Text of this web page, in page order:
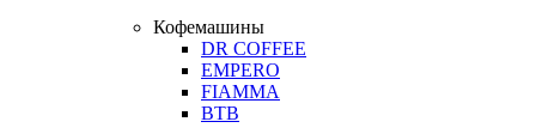
Кофемашины
DR COFFEE
EMPERO
FIAMMA
BTB